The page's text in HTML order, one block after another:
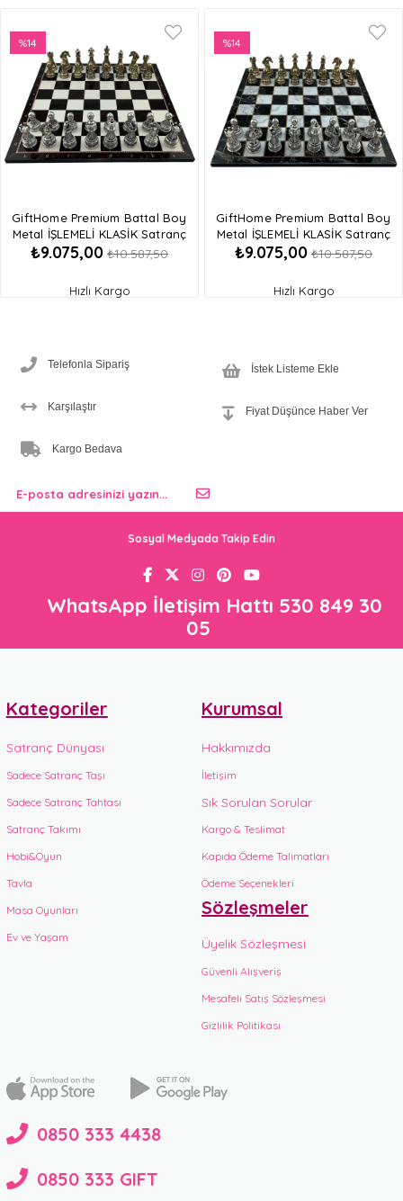
GiftHome Premium Battal Boy
Metal İŞLEMELİ KLASİK Satranç
Takımı ve Katlanır Ceviz Desenli
₺9.075,00 ₺10.587,50
%14
İndirim
%14İndirim
Hızlı Kargo
GiftHome Premium Battal Boy
Metal İŞLEMELİ KLASİK Satranç
Takımı ve Katlanır Mermer Desenli
₺9.075,00 ₺10.587,50
%14
İndirim
%14İndirim
Hızlı Kargo
Telefonla Sipariş İstek Listeme Ekle
Karşılaştır Fiyat Düşünce Haber Ver
Kargo Bedava
Sosyal Medyada Takip Edin
WhatsApp İletişim Hattı 530 849 30
05
Kategoriler
Satranç Dünyası
Sadece Satranç Taşı
Sadece Satranç Tahtası
Satranç Takımı
Hobi&Oyun
Tavla
Masa Oyunları
Ev ve Yaşam
Kurumsal
Hakkımızda
İletişim
Sık Sorulan Sorular
Kargo & Teslimat
Kapıda Ödeme Talimatları
Ödeme Seçenekleri
Sözleşmeler
Üyelik Sözleşmesi
Güvenli Alışveriş
Mesafeli Satış Sözleşmesi
Gizlilik Politikası
0850 333 4438
0850 333 GIFT